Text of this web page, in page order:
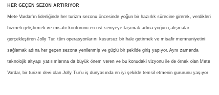
HER GEÇEN SEZON ARTIRIYOR
Mete Vardar’ın liderliğinde her turizm sezonu öncesinde yoğun bir hazırlık sürecine girerek, verdikleri
hizmeti geliştirmek ve misafir konforunu en üst seviyeye taşımak adına yoğun çalışmalar
gerçekleştiren Jolly Tur, tüm operasyonlarını kusursuz bir hale getirmek ve misafir memnuniyetini
sağlamak adına her geçen sezona yenilenmiş ve güçlü bir şekilde giriş yapıyor. Aynı zamanda
teknolojik altyapı yatırımlarına da büyük önem veren ve bu konudaki vizyonu ile de örnek olan Mete
Vardar, bir turizm devi olan Jolly Tur’u iş dünyasında en iyi şekilde temsil etmenin gururunu yaşıyor